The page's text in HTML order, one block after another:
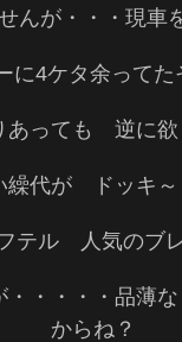
んが・・・現車
4ケタ余ってた
っても 逆に欲
繰代が ドッキ～
テル 人気のブ
・・・・・品薄
からね？